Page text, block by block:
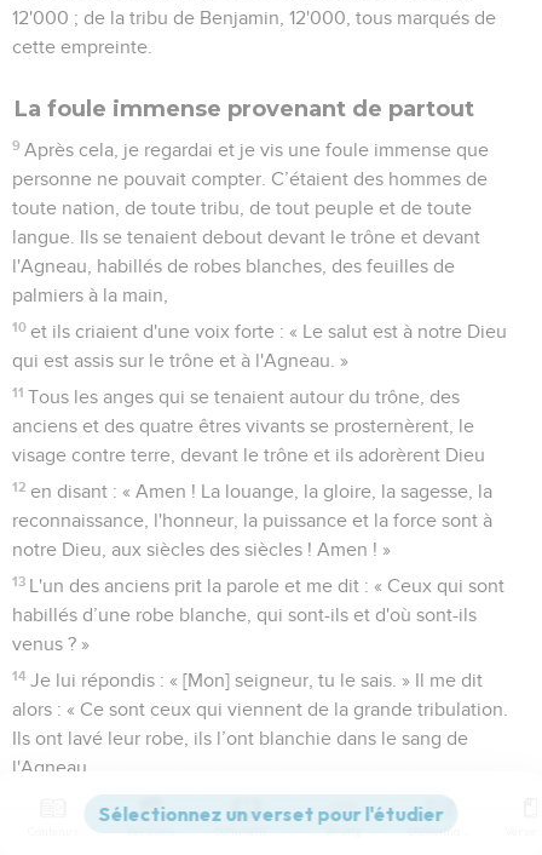
12'000 ; de la tribu de Benjamin, 12'000, tous marqués de
cette empreinte.
La foule immense provenant de partout
9 Après cela, je regardai et je vis une foule immense que
personne ne pouvait compter. C’étaient des hommes de
toute nation, de toute tribu, de tout peuple et de toute
langue. Ils se tenaient debout devant le trône et devant
l'Agneau, habillés de robes blanches, des feuilles de
palmiers à la main,
10 et ils criaient d'une voix forte : « Le salut est à notre Dieu
qui est assis sur le trône et à l'Agneau. »
11 Tous les anges qui se tenaient autour du trône, des
anciens et des quatre êtres vivants se prosternèrent, le
visage contre terre, devant le trône et ils adorèrent Dieu
12 en disant : « Amen ! La louange, la gloire, la sagesse, la
reconnaissance, l'honneur, la puissance et la force sont à
notre Dieu, aux siècles des siècles ! Amen ! »
13 L'un des anciens prit la parole et me dit : « Ceux qui sont
habillés d’une robe blanche, qui sont-ils et d'où sont-ils
venus ? »
14 Je lui répondis : « [Mon] seigneur, tu le sais. » Il me dit
alors : « Ce sont ceux qui viennent de la grande tribulation.
Ils ont lavé leur robe, ils l’ont blanchie dans le sang de
l'Agneau.
C'est pourquoi ils se tiennent devant le trône de Dieu et le
servent jour et nuit dans son temple. Celui qui est assis sur le
Versions Commentaires Strong